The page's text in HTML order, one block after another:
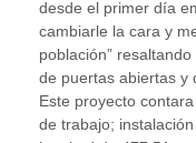
desde el primer día
cambiarle la cara y
población”
de puertas abiertas y
Este proyecto
de trabajo;